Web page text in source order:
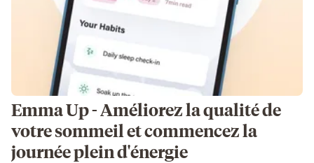
Emma Up - Améliorez la qualité de
votre sommeil et commencez la
journée plein d'énergie